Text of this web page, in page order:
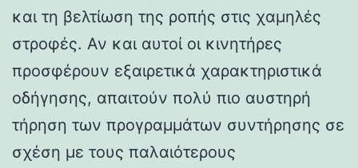
και τη βελτίωση της ροπής στις χαμηλές
στροφές. Αν και αυτοί οι κινητήρες
προσφέρουν εξαιρετικά χαρακτηριστικά
οδήγησης, απαιτούν πολύ πιο αυστηρή
τήρηση των προγραμμάτων συντήρησης σε
σχέση με τους παλαιότερους